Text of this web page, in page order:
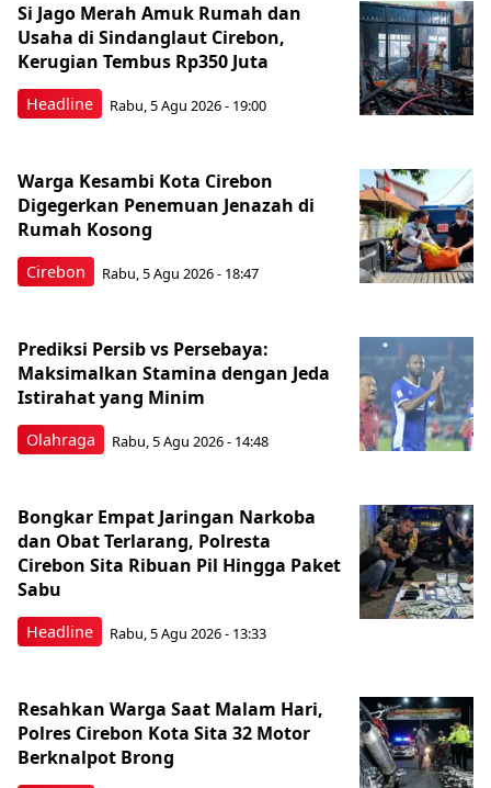
Headline
Si Jago Merah Amuk Rumah dan
Usaha di Sindanglaut Cirebon,
Kerugian Tembus Rp350 Juta
Rabu, 5 Agu 2026 - 19:00
Cirebon
Warga Kesambi Kota Cirebon
Digegerkan Penemuan Jenazah di
Rumah Kosong
Rabu, 5 Agu 2026 - 18:47
Olahraga
Prediksi Persib vs Persebaya:
Maksimalkan Stamina dengan Jeda
Istirahat yang Minim
Rabu, 5 Agu 2026 - 14:48
Headline
Bongkar Empat Jaringan Narkoba
dan Obat Terlarang, Polresta
Cirebon Sita Ribuan Pil Hingga Paket
Sabu
Rabu, 5 Agu 2026 - 13:33
Resahkan Warga Saat Malam Hari,
Polres Cirebon Kota Sita 32 Motor
Berknalpot Brong